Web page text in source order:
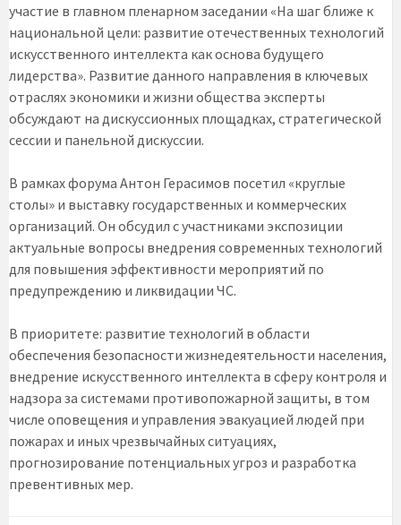
участие в главном пленарном заседании «На шаг ближе к
национальной цели: развитие отечественных технологий
искусственного интеллекта как основа будущего
лидерства». Развитие данного направления в ключевых
отраслях экономики и жизни общества эксперты
обсуждают на дискуссионных площадках, стратегической
сессии и панельной дискуссии.
В рамках форума Антон Герасимов посетил «круглые
столы» и выставку государственных и коммерческих
организаций. Он обсудил с участниками экспозиции
актуальные вопросы внедрения современных технологий
для повышения эффективности мероприятий по
предупреждению и ликвидации ЧС.
В приоритете: развитие технологий в области
обеспечения безопасности жизнедеятельности населения,
внедрение искусственного интеллекта в сферу контроля и
надзора за системами противопожарной защиты, в том
числе оповещения и управления эвакуацией людей при
пожарах и иных чрезвычайных ситуациях,
прогнозирование потенциальных угроз и разработка
превентивных мер.